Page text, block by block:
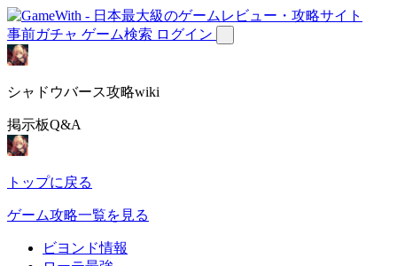
事前ガチャ ゲーム検索 ログイン
シャドウバース攻略wiki
掲示板Q&A
トップに戻る
ゲーム攻略一覧を見る
ビヨンド情報